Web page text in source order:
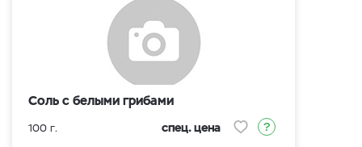
Соль с белыми грибами
100 г. спец. цена